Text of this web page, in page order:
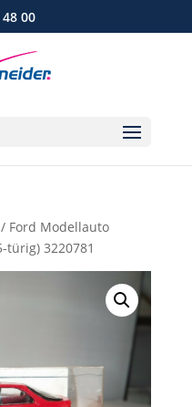
00
Ford Modellauto
türig) 3220781